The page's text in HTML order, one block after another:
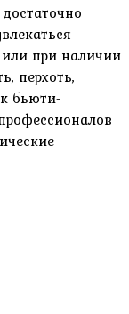
или при наличии
перхоть,
бьюти-